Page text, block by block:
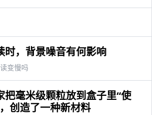
时，背景噪音有何影响
变慢吗
把毫米级颗粒放到盒子里“使
创造了一种新材料